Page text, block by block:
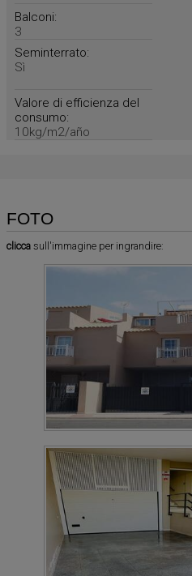
Balconi:
3
Seminterrato:
Sì
Valore di efficienza del
consumo:
10kg/m2/año
FOTO
clicca sull'immagine per ingrandire: